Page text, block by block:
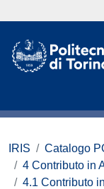
IRIS
Catalogo
4 Contributo in
4.1 Contributo